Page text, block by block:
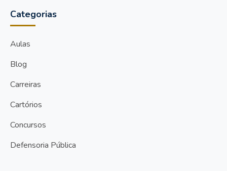
Categorias
Aulas
Blog
Carreiras
Cartórios
Concursos
Defensoria Pública